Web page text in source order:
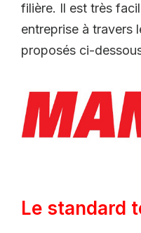
filière. Il est très
entreprise à travers
proposés ci-
Le standard